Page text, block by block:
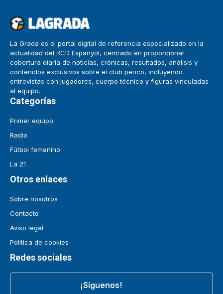
La Grada es el portal digital de referencia especializado en la
actualidad del RCD Espanyol, centrado en proporcionar
cobertura diaria de noticias, crónicas, resultados, análisis y
contenidos exclusivos sobre el club perico, incluyendo
entrevistas con jugadores, cuerpo técnico y figuras vinculadas
al equipo.
Categorías
Primer equipo
Radio
Fútbol femenino
La 21
Otros enlaces
Sobre nosotros
Contacto
Aviso legal
Política de cookies
Redes sociales
¡Síguenos!